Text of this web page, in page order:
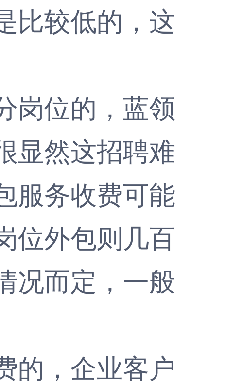
比较低的，这
位的，蓝领
显然这招聘难
服务收费可能
位外包则几百
况而定，一般
，企业客户